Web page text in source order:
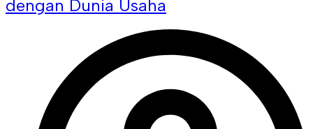
dengan Dunia Usaha